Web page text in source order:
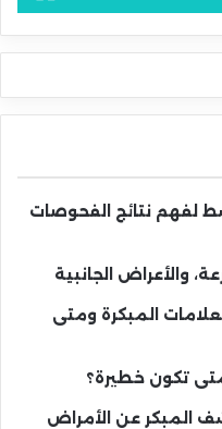
لفهم نتائج الفحوصات
المبكرة ومتى
تكون خطيرة؟
المبكر عن الأمراض